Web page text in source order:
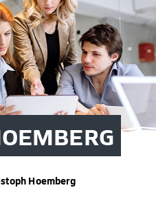
Hoemberg